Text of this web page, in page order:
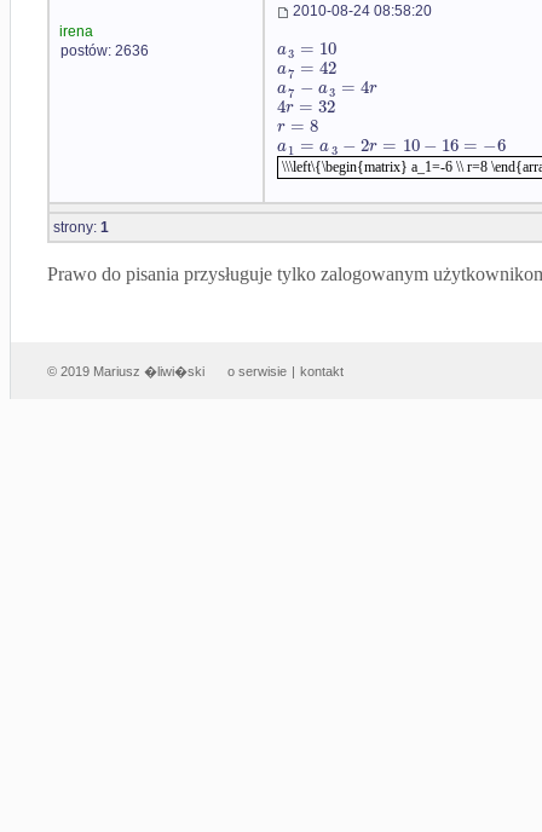
irena
postów: 2636
2010-08-24 08:58:20
a3 = 10
a7 = 42
a7 − a3 = 4r
4r = 32
r = 8
a1 = a3 − 2r = 10− 16 = −6
\\\left\{\begin{matrix} a_1=-6 \\ r=8
strony: 1
Prawo do pisania przysługuje tylko zalogowanym
© 2019 Mariusz �liwi�ski o serwisie | kontakt